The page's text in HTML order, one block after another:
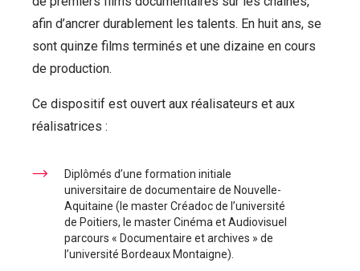
afin d’ancrer durablement les talents. En huit ans, se
sont quinze films terminés et une dizaine en cours
de production.
Ce dispositif est ouvert aux réalisateurs et aux
réalisatrices :
Diplômés d’une formation initiale
universitaire de documentaire de Nouvelle-
Aquitaine (le master Créadoc de l’université
de Poitiers, le master Cinéma et Audiovisuel
parcours « Documentaire et archives » de
l’université Bordeaux Montaigne).